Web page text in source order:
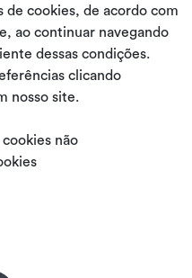
cookies, de acordo com
ao continuar navegando
dessas condições.
clicando
nosso site.
não